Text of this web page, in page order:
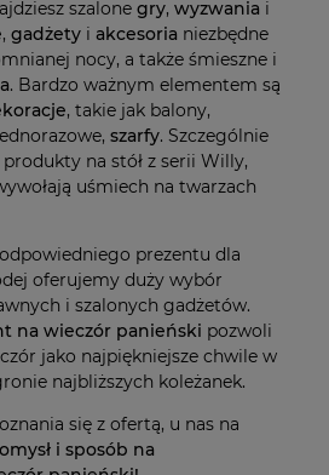
szalone gry, wyzwania i
, gadżety i akcesoria niezbędne
nocy, a także śmieszne i
. Bardzo ważnym elementem są
, takie jak balony,
szarfy. Szczególnie
na stół z serii Willy,
uśmiech na twarzach
prezentu dla
oferujemy duży wybór
i szalonych gadżetów.
na wieczór panieński pozwoli
jako najpiękniejsze chwile w
najbliższych koleżanek.
się z ofertą, u nas na
i sposób na